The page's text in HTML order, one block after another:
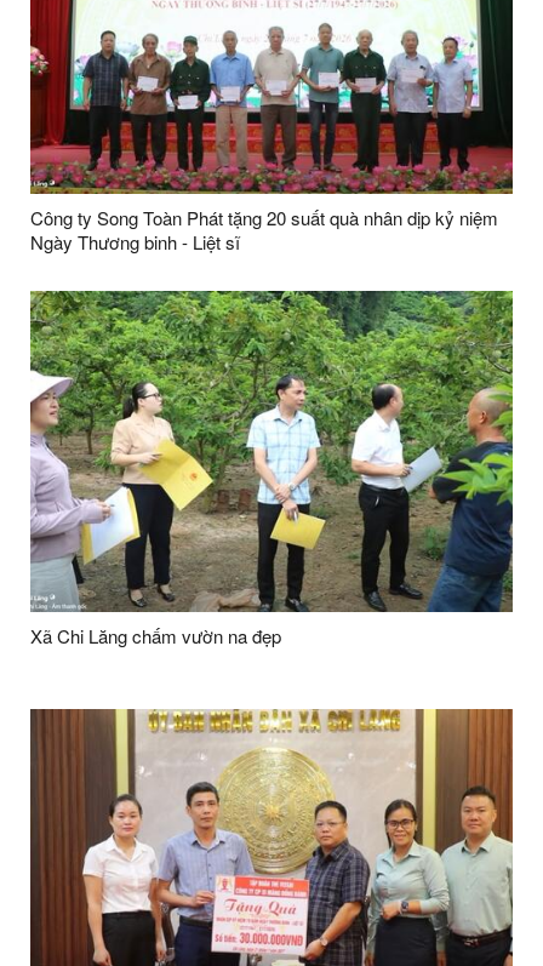
Công ty Song Toàn Phát tặng 20 suất quà nhân dịp kỷ niệm
Ngày Thương binh - Liệt sĩ
Xã Chi Lăng chấm vườn na đẹp